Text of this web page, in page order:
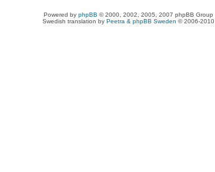
Powered by phpBB © 2000, 2002, 2005, 2007 phpBB Group
Swedish translation by Peetra & phpBB Sweden © 2006-2010